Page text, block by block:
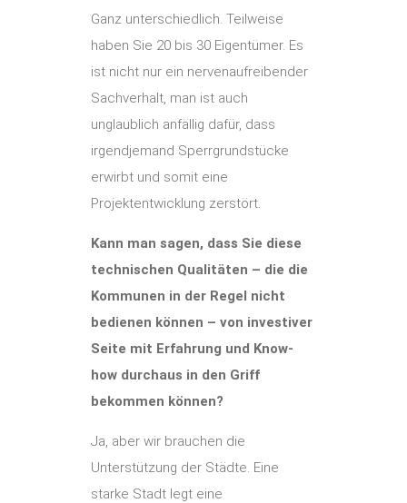
Ganz unterschiedlich. Teilweise
haben Sie 20 bis 30 Eigentümer. Es
ist nicht nur ein nervenaufreibender
Sachverhalt, man ist auch
unglaublich anfällig dafür, dass
irgendjemand Sperrgrundstücke
erwirbt und somit eine
Projektentwicklung zerstört.
Kann man sagen, dass Sie diese
technischen Qualitäten – die die
Kommunen in der Regel nicht
bedienen können – von investiver
Seite mit Erfahrung und Know-
how durchaus in den Griff
bekommen können?
Ja, aber wir brauchen die
Unterstützung der Städte. Eine
starke Stadt legt eine